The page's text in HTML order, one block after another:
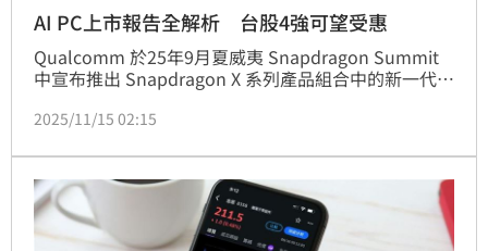
AI PC上市報告全解析 台股4強可望受惠
Qualcomm 於25年9月夏威夷 Snapdragon Summit
中宣布推出 Snapdragon X 系列產品組合中的新一代頂
和 Plus 作為性能等級區分，本次則改為 Elite Extreme
架構，以台積電三奈米製程技術打造，搭配 Adreno
GPU 以及 Hexagon NPU AI 處理器，加上記憶體共用
架構下，可提供高達80 TOPS 之 AI運算效能，為目前
市面上 AI 效能最高的筆電處理器，並且透過 NPU 的低
2025/11/15 02:15